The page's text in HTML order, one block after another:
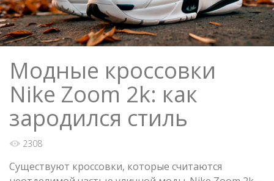
Модные кроссовки
Nike Zoom 2k: как
зародился стиль
2308
Существуют кроссовки, которые считаются